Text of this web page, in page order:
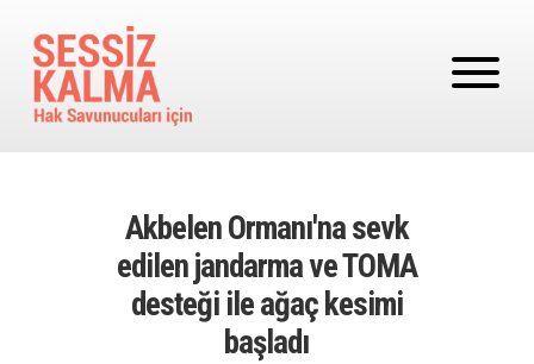
Akbelen Ormanı'na sevk
edilen jandarma ve TOMA
desteği ile ağaç kesimi
başladı